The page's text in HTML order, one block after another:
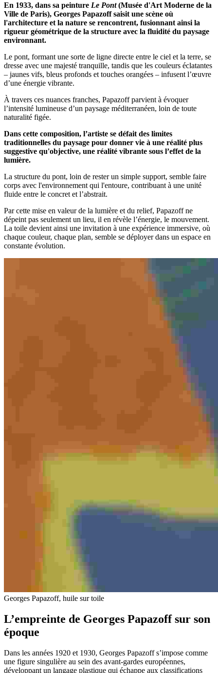
En 1933, dans sa peinture Le Pont(Musée d'Art Moderne de la
Ville de Paris), Georges Papazoff saisit une scène où
l'architecture et la nature se rencontrent, fusionnant ainsi la
rigueur géométrique de la structure avec la fluidité du paysage
environnant.
Le pont, formant une sorte de ligne directe entre le ciel et la terre, se
dresse avec une majesté tranquille, tandis que les couleurs éclatantes
– jaunes vifs, bleus profonds et touches orangées – infusent l’œuvre
d’une énergie vibrante.
À travers ces nuances franches, Papazoff parvient à évoquer
l’intensité lumineuse d’un paysage méditerranéen, loin de toute
naturalité figée.
Dans cette composition, l’artiste se défait des limites
traditionnelles du paysage pour donner vie à une réalité plus
suggestive qu'objective, une réalité vibrante sous l’effet de la
lumière.
La structure du pont, loin de rester un simple support, semble faire
corps avec l'environnement qui l'entoure, contribuant à une unité
fluide entre le concret et l’abstrait.
Par cette mise en valeur de la lumière et du relief, Papazoff ne
dépeint pas seulement un lieu, il en révèle l’énergie, le mouvement.
La toile devient ainsi une invitation à une expérience immersive, où
chaque couleur, chaque plan, semble se déployer dans un espace en
constante évolution.
Georges Papazoff, huile sur toile
L’empreinte de Georges Papazoff sur son
époque
Dans les années 1920 et 1930, Georges Papazoff s’impose comme
une figure singulière au sein des avant-gardes européennes,
développant un langage plastique qui échappe aux classifications